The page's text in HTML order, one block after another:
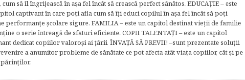
să îl îngrijească în aşa fel încât să crească perfect sănătos. EDUCAŢIE – este
captivant în care poţi afla cum să îţi educi copilul în aşa fel încât să poţi
performanţe şcolare sigure. FAMILIA – este un capitol destinat vieţii de familie
o serie întreagă de sfaturi eficiente. COPII TALENTAŢI – este un capitol
dedicat copiilor valoroși ai țării. ÎNVAŢĂ SĂ PREVII! –sunt prezentate soluţii
a anumitor probleme de sănătate ce pot afecta atât viaţa copiilor, cât şi pe
părinţilor.